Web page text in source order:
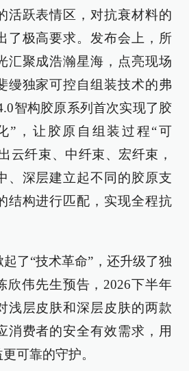
活跃表情区，对抗衰材料的
了极高要求。发布会上，所
汇聚成浩瀚星海，点亮现场
缦独家可控自组装技术的弗
智构胶原系列首次实现了胶
”，让胶原自组装过程“可
纤束、中纤束、宏纤束，
、深层建立起不同的胶原支
结构进行匹配，实现全程抗
了“技术革命”，还升级了独
欣伟先生预告，2026下半年
浅层皮肤和深层皮肤的两款
消费者的安全有效需求，用
可靠的守护。